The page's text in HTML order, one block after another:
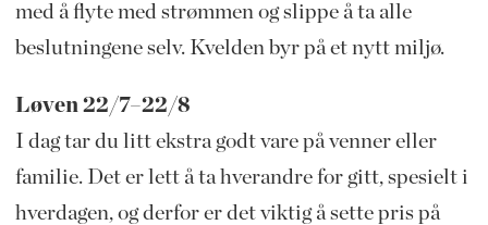
med å flyte med strømmen og slippe å ta alle
beslutningene selv. Kvelden byr på et nytt miljø.
Løven 22/7–22/8
I dag tar du litt ekstra godt vare på venner eller
familie. Det er lett å ta hverandre for gitt, spesielt i
hverdagen, og derfor er det viktig å sette pris på